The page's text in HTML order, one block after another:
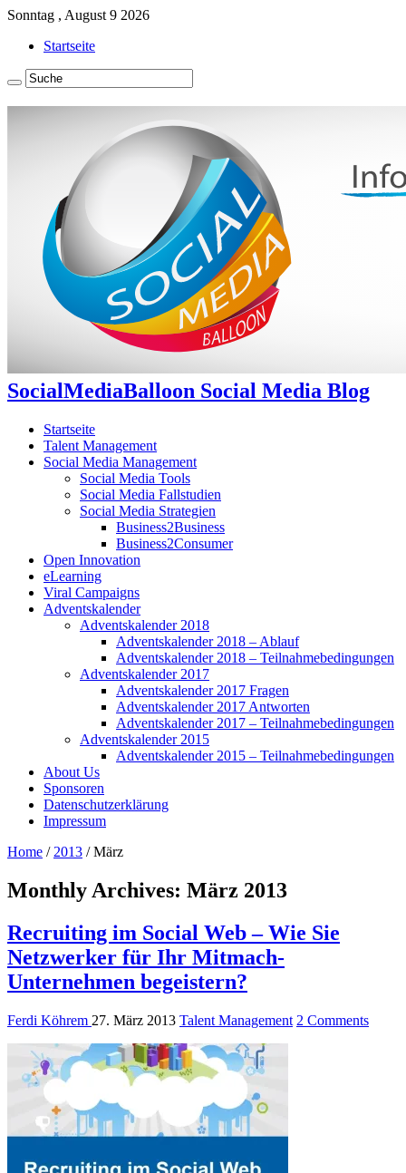
Sonntag , August 9 2026
Startseite
SocialMediaBalloon Social Media Blog
Startseite
Talent Management
Social Media Management
Social Media Tools
Social Media Fallstudien
Social Media Strategien
Business2Business
Business2Consumer
Open Innovation
eLearning
Viral Campaigns
Adventskalender
Adventskalender 2018
Adventskalender 2018 – Ablauf
Adventskalender 2018 – Teilnahmebedingungen
Adventskalender 2017
Adventskalender 2017 Fragen
Adventskalender 2017 Antworten
Adventskalender 2017 – Teilnahmebedingungen
Adventskalender 2015
Adventskalender 2015 – Teilnahmebedingungen
About Us
Sponsoren
Datenschutzerklärung
Impressum
Home / 2013 / März
Monthly Archives: März 2013
Recruiting im Social Web – Wie Sie
Netzwerker für Ihr Mitmach-
Unternehmen begeistern?
Ferdi Köhrem 27. März 2013 Talent Management 2 Comments